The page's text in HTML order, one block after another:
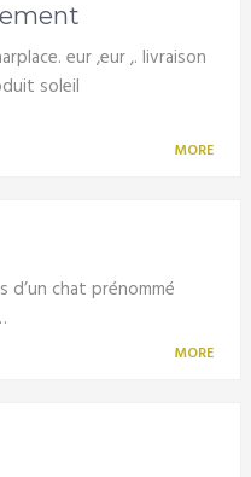
eur ,eur ,. livraison
soleil
MORE
d’un chat prénommé
MORE